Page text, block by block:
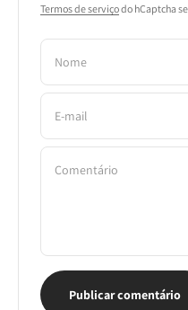
Termos de serviçodo hCaptcha
Nome
E-mail
Comentário
Publicar comentário